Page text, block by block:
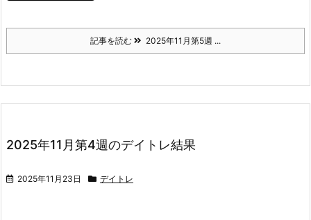
記事を読む 2025年11月第5週 ...
2025年11月第4週のデイトレ結果
2025年11月23日 デイトレ